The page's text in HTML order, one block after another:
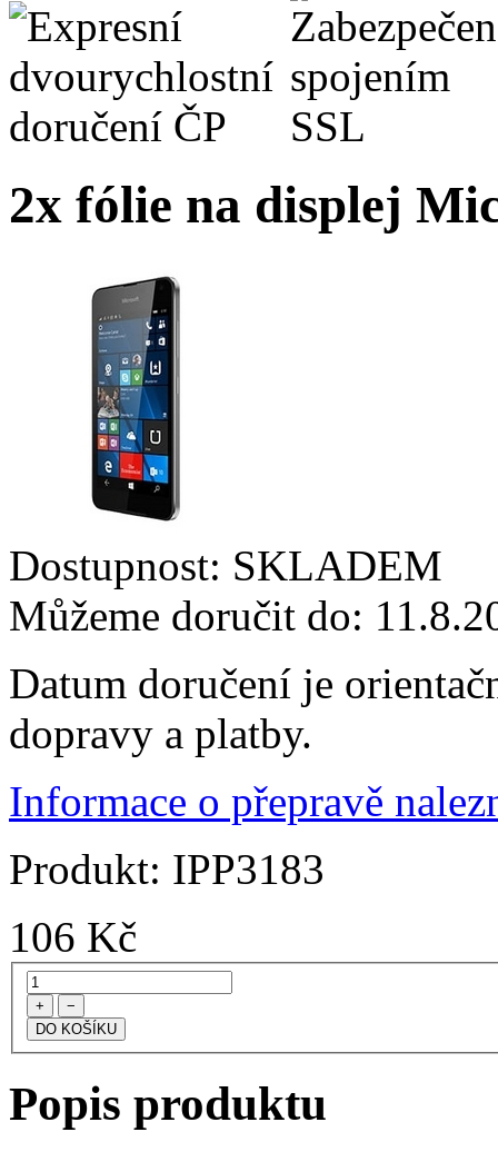
2x fólie na displej
Dostupnost: SKLADEM
Můžeme doručit do:
Datum doručení je
dopravy a platby.
Informace o přepravě
Produkt: IPP3183
106 Kč
+ −
Popis produktu